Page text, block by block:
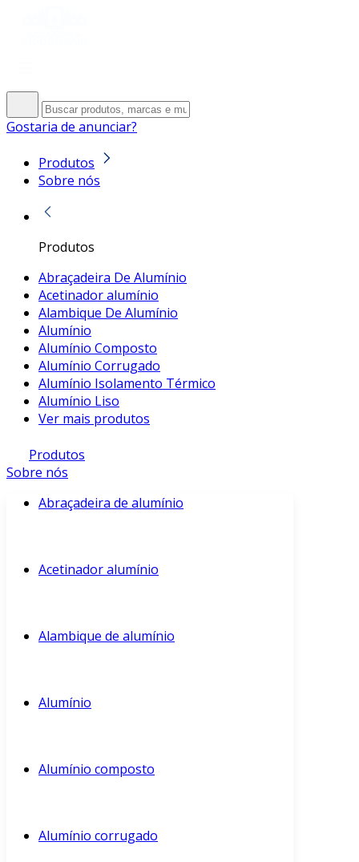
Gostaria de anunciar?
Produtos
Sobre nós
Produtos
Abraçadeira De Alumínio
Acetinador alumínio
Alambique De Alumínio
Alumínio
Alumínio Composto
Alumínio Corrugado
Alumínio Isolamento Térmico
Alumínio Liso
Ver mais produtos
Produtos
Sobre nós
Abraçadeira de alumínio
Acetinador alumínio
Alambique de alumínio
Alumínio
Alumínio composto
Alumínio corrugado